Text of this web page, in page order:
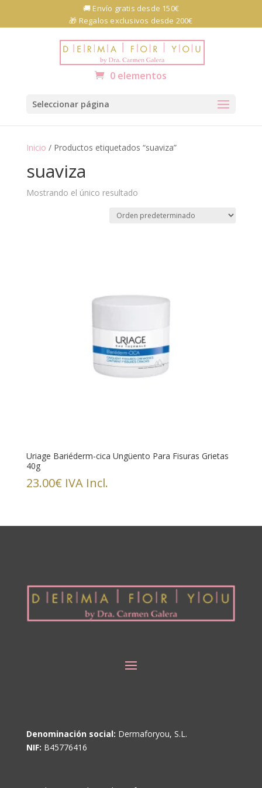
Abrir barra de herramientas
🚚 Envío gratis desde 150€
🎁 Regalos exclusivos desde 200€
0 elementos
Seleccionar página
Inicio / Productos etiquetados “suaviza”
suaviza
Mostrando el único resultado
Uriage Bariéderm-cica Ungüento Para Fisuras Grietas
40g
23.00€ IVA Incl.
Denominación social: Dermaforyou, S.L.
NIF: B45776416